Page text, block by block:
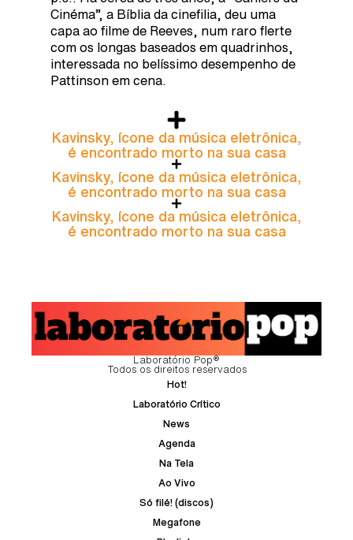
Cinéma”, a Bíblia da cinefilia, deu uma
capa ao filme de Reeves, num raro flerte
com os longas baseados em quadrinhos,
interessada no belíssimo desempenho de
Pattinson em cena.
Kavinsky, ícone da música eletrônica,
é encontrado morto na sua casa
Kavinsky, ícone da música eletrônica,
é encontrado morto na sua casa
Kavinsky, ícone da música eletrônica,
é encontrado morto na sua casa
Laboratório Pop®
Todos os direitos reservados
Hot!
Laboratório Crítico
News
Agenda
Na Tela
Ao Vivo
Só filé! (discos)
Megafone